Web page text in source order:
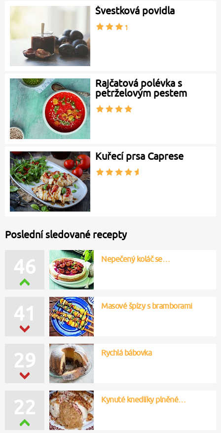
Švestková povidla
Rajčatová polévka s
petrželovým pestem
Kuřecí prsa Caprese
Poslední sledované recepty
46 Nepečený koláč se…
41 Masové špízy s bramborami
29 Rychlá bábovka
22 Kynuté knedlíky plněné…